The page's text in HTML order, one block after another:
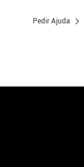
Pedir Ajuda